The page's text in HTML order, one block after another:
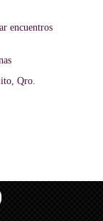
encuentros
Qro.